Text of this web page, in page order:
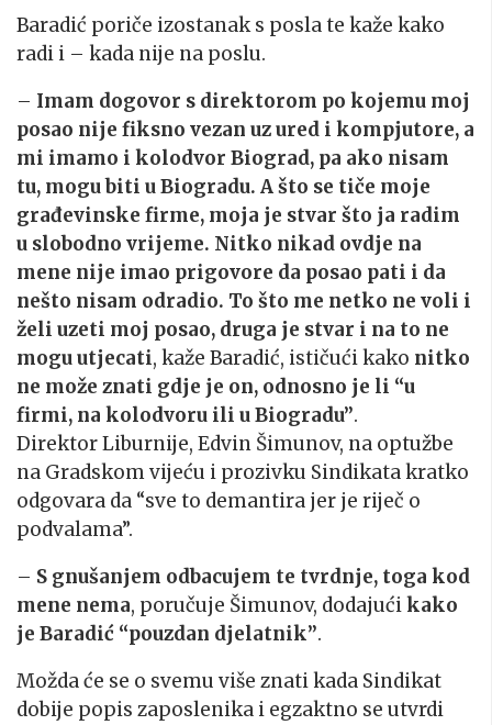
Baradić poriče izostanak s posla te kaže kako
radi i – kada nije na poslu.
– Imam dogovor s direktorom po kojemu moj
posao nije fiksno vezan uz ured i kompjutore, a
mi imamo i kolodvor Biograd, pa ako nisam
tu, mogu biti u Biogradu. A što se tiče moje
građevinske firme, moja je stvar što ja radim
u slobodno vrijeme. Nitko nikad ovdje na
mene nije imao prigovore da posao pati i da
nešto nisam odradio. To što me netko ne voli i
želi uzeti moj posao, druga je stvar i na to ne
mogu utjecati, kaže Baradić, ističući kako nitko
ne može znati gdje je on, odnosno je li “u
firmi, na kolodvoru ili u Biogradu”.
Direktor Liburnije, Edvin Šimunov, na optužbe
na Gradskom vijeću i prozivku Sindikata kratko
odgovara da “sve to demantira jer je riječ o
podvalama”.
– S gnušanjem odbacujem te tvrdnje, toga kod
mene nema, poručuje Šimunov, dodajućikako
je Baradić “pouzdan djelatnik”.
Možda će se o svemu više znati kada Sindikat
dobije popis zaposlenika i egzaktno se utvrdi